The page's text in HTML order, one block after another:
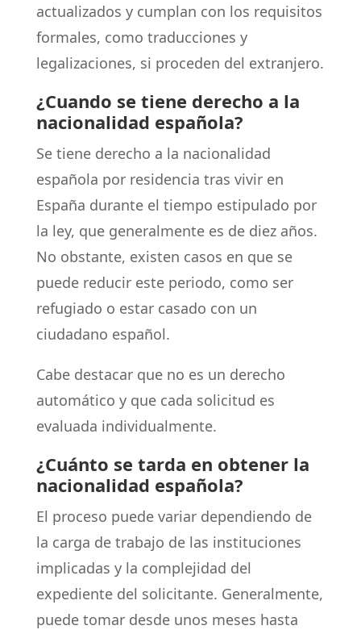
actualizados y cumplan con los requisitos
formales, como traducciones y
legalizaciones, si proceden del extranjero.
¿Cuando se tiene derecho a la
nacionalidad española?
Se tiene derecho a la nacionalidad
española por residencia tras vivir en
España durante el tiempo estipulado por
la ley, que generalmente es de diez años.
No obstante, existen casos en que se
puede reducir este periodo, como ser
refugiado o estar casado con un
ciudadano español.
Cabe destacar que no es un derecho
automático y que cada solicitud es
evaluada individualmente.
¿Cuánto se tarda en obtener la
nacionalidad española?
El proceso puede variar dependiendo de
la carga de trabajo de las instituciones
implicadas y la complejidad del
expediente del solicitante. Generalmente,
puede tomar desde unos meses hasta